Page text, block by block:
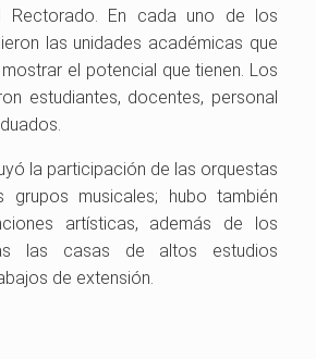
Rectorado. En cada uno de los
las unidades académicas que
el potencial que tienen. Los
estudiantes, docentes, personal
la participación de las orquestas
grupos musicales; hubo también
artísticas, además de los
las casas de altos estudios
de extensión.